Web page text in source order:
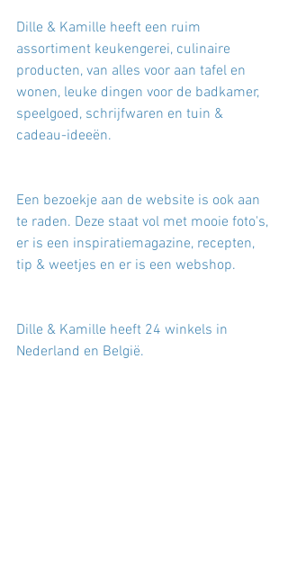
Dille & Kamille heeft een ruim
assortiment keukengerei, culinaire
producten, van alles voor aan tafel en
wonen, leuke dingen voor de badkamer,
speelgoed, schrijfwaren en tuin &
cadeau-ideeën.
Een bezoekje aan de website is ook aan
te raden. Deze staat vol met mooie foto's,
er is een inspiratiemagazine, recepten,
tip & weetjes en er is een webshop.
Dille & Kamille heeft 24 winkels in
Nederland en België.